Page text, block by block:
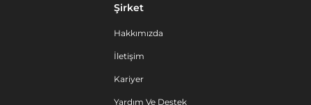
Şirket
Hakkımızda
İletişim
Kariyer
Yardım Ve Destek